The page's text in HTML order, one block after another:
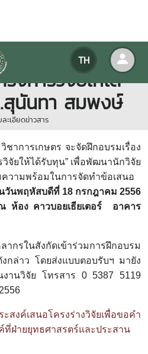
TH
ารฝึกอบรม การ
งการวิจัยให้ได้
นันทา สมพงษ์
ละเอียดข่าวสาร
ชาการเกษตร จะจัดฝึกอบรมเรื่อง
วิจัยให้ได้รับทุน” เพื่อพัฒนานักวิจัย
ความพร้อมในการจัดทำข้อเสนอ
วันพฤหัสบดีที่ 18 กรกฎาคม 2556
ห้อง คาวบอยเธียเตอร์ อาคาร
รในสังกัดเข้าร่วมการฝึกอบรม
กล่าว โดยส่งแบบตอบรับฯ มายัง
งานวิจัย โทรสาร 0 5387 5119
สนอโครงร่างวิจัยเพื่อขอคำ
ที่ฝ่ายยุทธศาสรตร์และประสาน